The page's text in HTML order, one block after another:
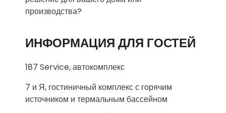
производства?
ИНФОРМАЦИЯ ДЛЯ ГОСТЕЙ
187 Service, автокомплекс
7 и Я, гостиничный комплекс с горячим
источником и термальным бассейном